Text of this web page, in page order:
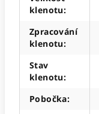
klenotu:
Zpracování
klenotu:
Stav
klenotu:
Pobočka: